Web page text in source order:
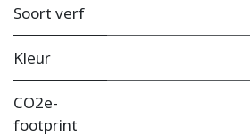
Soort verf
Kleur
CO2e-
footprint